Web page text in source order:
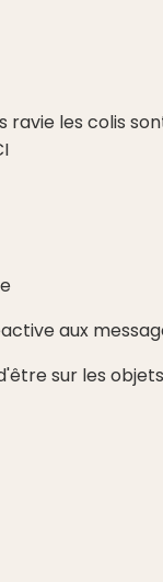
ravie les colis
aux
sur les